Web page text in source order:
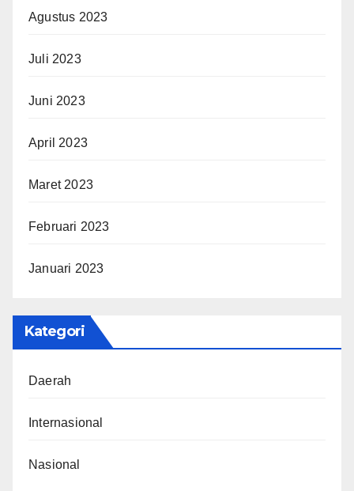
Agustus 2023
Juli 2023
Juni 2023
April 2023
Maret 2023
Februari 2023
Januari 2023
Kategori
Daerah
Internasional
Nasional